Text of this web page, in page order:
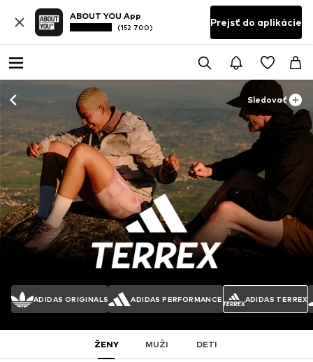
ABOUT YOU App
(152 700) Prejsť do aplikácie
Sledovať
ADIDAS ORIGINALS ADIDAS PERFORMANCE ADIDAS TERREX
ŽENY MUŽI DETI